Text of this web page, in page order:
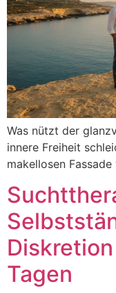
Was nützt der
innere Freiheit
makellosen
Tagen